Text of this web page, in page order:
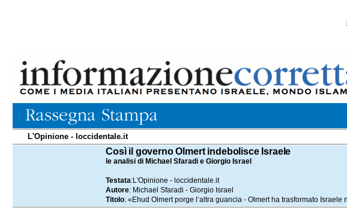
L'Opinione - loccidentale.it
Così il governo Olmert indebolisce Israele
le analisi di Michael Sfaradi e Giorgio Israel
Testata:L'Opinione - loccidentale.it
Autore: Michael Sfaradi - Giorgio Israel
Titolo: «Ehud Olmert porge l’altra guancia - Olmert ha trasformato